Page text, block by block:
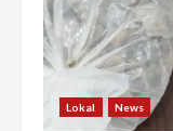
Lokal News